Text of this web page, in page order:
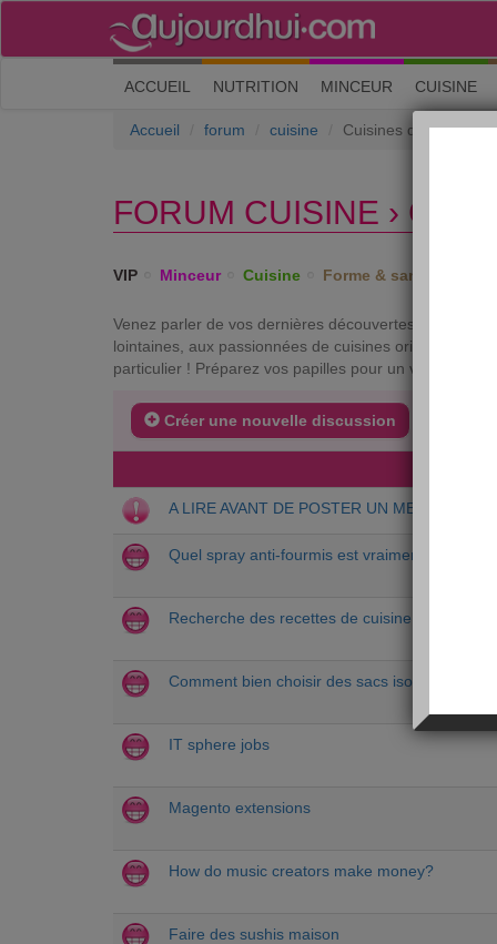
ACCUEIL (current)
NUTRITION MINCEUR CUISINE
Accueil forum cuisine Cuisines du monde
FORUM CUISINE ›
VIP Minceur Cuisine Forme & santé
Venez parler de vos dernières découvertes en
lointaines, aux passionnées de cuisines orientales
particulier ! Préparez vos papilles pour un voyage
Créer une nouvelle discussion
A LIRE AVANT DE POSTER UN MESSAGE
Quel spray anti-fourmis est vraiment efficace ?
Recherche des recettes de cuisine des pays
Comment bien choisir des sacs isothermes
IT sphere jobs
Magento extensions
How do music creators make money?
Faire des sushis maison